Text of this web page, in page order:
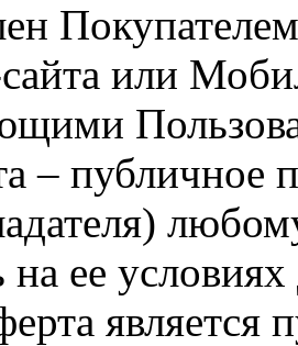
или
– публичное
на ее
является